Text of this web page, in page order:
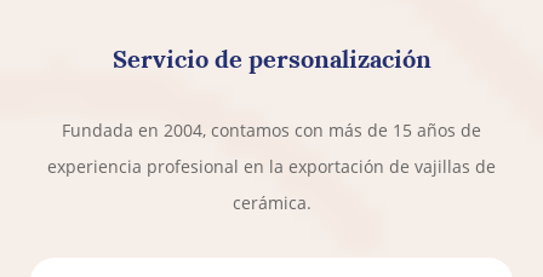
Productos
En cerámica
Contáctenos
Servicio de personalización
Fundada en 2004, contamos con más de 15 años de
experiencia profesional en la exportación de vajillas de
cerámica.